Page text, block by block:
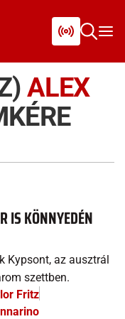
ALEX
IS KÖNNYEDÉN
Kypsont, az ausztrál
szettben.
Fritz